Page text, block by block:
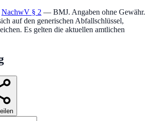
NachwV § 2 — BMJ. Angaben ohne Gewähr.
auf den generischen Abfallschlüssel,
Es gelten die aktuellen amtlichen